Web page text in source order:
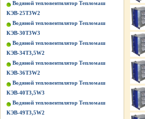
Водяной тепловентилятор Тепломаш
КЭВ-25Т3W2
Водяной тепловентилятор Тепломаш
КЭВ-30Т3W3
Водяной тепловентилятор Тепломаш
КЭВ-34Т3,5W2
Водяной тепловентилятор Тепломаш
КЭВ-36Т3W2
Водяной тепловентилятор Тепломаш
КЭВ-40Т3,5W3
Водяной тепловентилятор Тепломаш
КЭВ-49Т3,5W2